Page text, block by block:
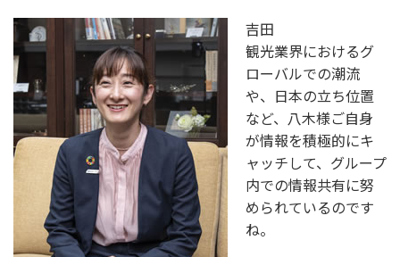
吉田
観光業界におけるグ
ローバルでの潮流
や、日本の立ち位置
など、八木様ご自身
が情報を積極的にキ
ャッチして、グループ
内での情報共有に努
められているのです
ね。